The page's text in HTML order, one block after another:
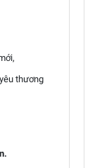
thương